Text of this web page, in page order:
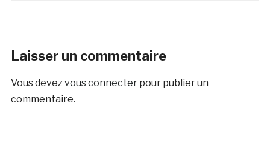
Laisser un commentaire
Vous devez vous connecterpour publier un
commentaire.